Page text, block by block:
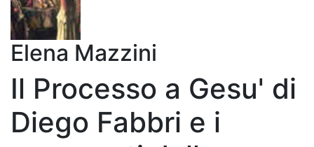
Elena Mazzini
Il Processo a Gesu' di
Diego Fabbri e i